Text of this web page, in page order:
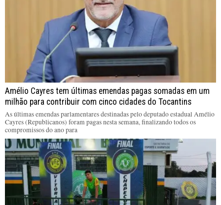
Amélio Cayres tem últimas emendas pagas somadas em um
milhão para contribuir com cinco cidades do Tocantins
As últimas emendas parlamentares destinadas pelo deputado estadual Amélio
Cayres (Republicanos) foram pagas nesta semana, finalizando todos os
compromissos do ano para